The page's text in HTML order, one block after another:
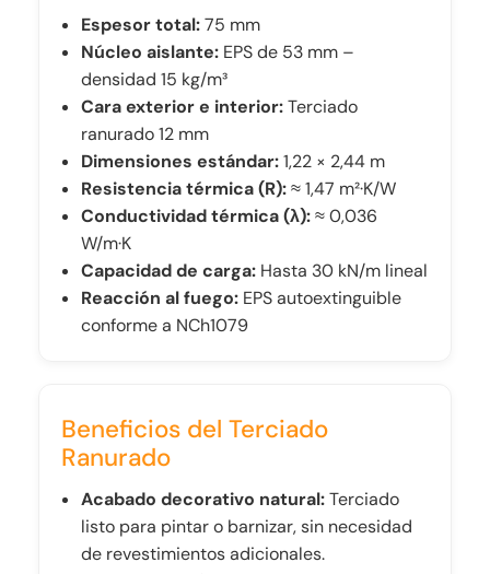
Espesor total:75 mm
Núcleo aislante: EPS de 53 mm –
densidad 15 kg/m³
Cara exterior e interior:Terciado
ranurado 12 mm
Dimensiones estándar:1,22 × 2,44 m
Resistencia térmica (R):≈ 1,47 m²·K/W
Conductividad térmica (λ):≈ 0,036
W/m·K
Capacidad de carga: Hasta 30 kN/m lineal
Reacción al fuego: EPS autoextinguible
conforme a NCh1079
Beneficios del Terciado
Ranurado
Acabado decorativo natural:Terciado
listo para pintar o barnizar, sin necesidad
de revestimientos adicionales.